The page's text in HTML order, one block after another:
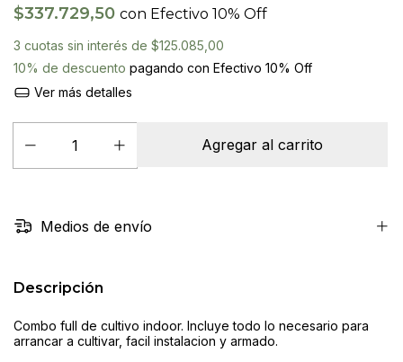
$337.729,50 con Efectivo 10% Off
3 cuotas sin interés de $125.085,00
10% de descuento pagando con Efectivo 10% Off
Ver más detalles
Medios de envío
Descripción
Combo full de cultivo indoor. Incluye todo lo necesario para
arrancar a cultivar, facil instalacion y armado.